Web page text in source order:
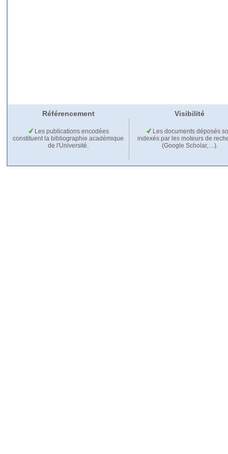
Référencement Visibilité
Les publications encodées
constituent la bibliographie académique
de l'Université.
Les documents déposés
indexés par les moteurs de
(Google Scholar,…).